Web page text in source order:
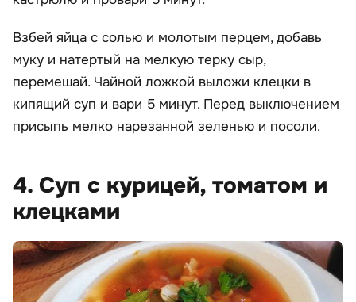
Взбей яйца с солью и молотым перцем, добавь
муку и натертый на мелкую терку сыр,
перемешай. Чайной ложкой выложи клецки в
кипящий суп и вари 5 минут. Перед выключением
присыпь мелко нарезанной зеленью и посоли.
4. Суп с курицей, томатом и
клецками